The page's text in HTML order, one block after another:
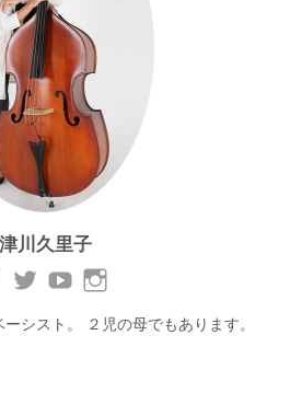
津川久里子
シスト。 ２児の母でもあります。